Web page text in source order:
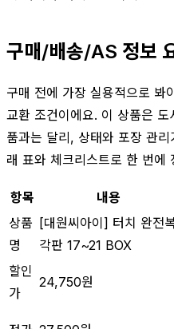
구매/배송/AS 정보
구매 전에 가장 실용적으로 봐
교환 조건이에요. 이 상품은
품과는 달리, 상태와 포장 관
래 표와 체크리스트로 한 번에
항목 내용
상품
명
[대원씨아이] 터치 완전
각판 17~21 BOX
할인
가
24,750원